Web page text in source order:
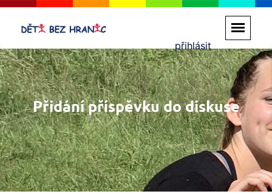
přihlásit
Přidání příspěvku do diskuse